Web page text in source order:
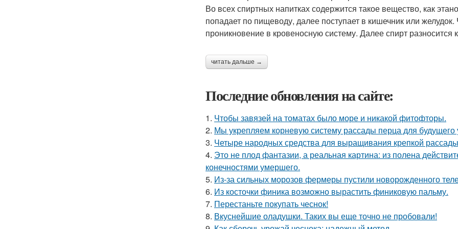
Во всех спиртных напитках содержится такое вещество, как
попадает по пищеводу, далее поступает в кишечник или
проникновение в кровеносную систему. Далее спирт
читать дальше →
Последние обновления на сайте:
1. Чтобы завязей на томатах было море и никакой фитофторы.
2. Мы укрепляем корневую систему рассады перца для будущего
3. Четыре народных средства для выращивания крепкой
4. Это не плод фантазии, а реальная картина: из полена
конечностями умершего.
5. Из-за сильных морозов фермеры пустили новорожденного
6. Из косточки финика возможно вырастить финиковую пальму.
7. Перестаньте покупать чеснок!
8. Вкуснейшие оладушки. Таких вы еще точно не пробовали!